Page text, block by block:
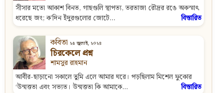
সীসার মতো আকাশ বিনত, গাছগুলি স্থাপত্য, তরতাজা রৌদ্রর রঙে অকস্মাৎ
ধরেছে জং; ক’দিন ইঁদুরগুলোর জোটে...
বিস্তারিত
কবিতা ২৫ জুলাই, ২০২৪
চিরকেলে প্রশ্ন
শামসুর রাহমান
আবীর-ছাড়ানো সকালে তুমি এলে আমার ঘরে। পড়ছিলাম মিশেল ফুকোর
‘উন্মত্ততা এবং সভ্যত। উন্মত্ততা কি আমাকে...
বিস্তারিত